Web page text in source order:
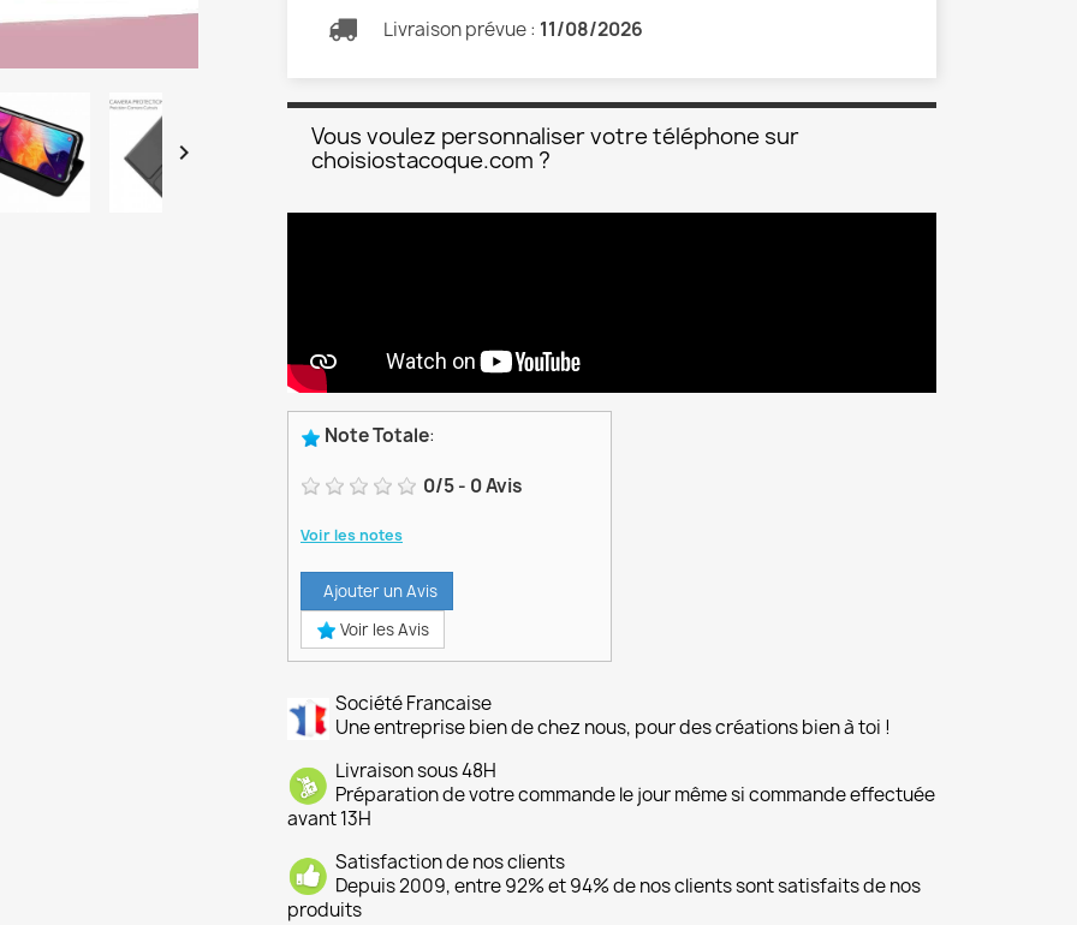

Livraison prévue : 11/08/2026
Vous voulez personnaliser votre téléphone sur
choisiostacoque.com ?
Note Totale:
0/5- 0Avis
Voir les notes
Ajouter un Avis
Voir les Avis
Société Francaise
Une entreprise bien de chez nous, pour des créations bien à toi !
Livraison sous 48H
Préparation de votre commande le jour même si commande effectuée
avant 13H
Satisfaction de nos clients
Depuis 2009, entre 92% et 94% de nos clients sont satisfaits de nos
produits